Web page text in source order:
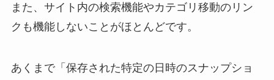
また、サイト内の検索機能やカテゴリ移動のリン
クも機能しないことがほとんどです。
あくまで「保存された特定の日時のスナップショ